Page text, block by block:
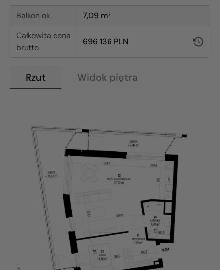
Balkon ok.
7,09 m²
Całkowita cena
brutto
696 136 PLN
Rzut Widok piętra